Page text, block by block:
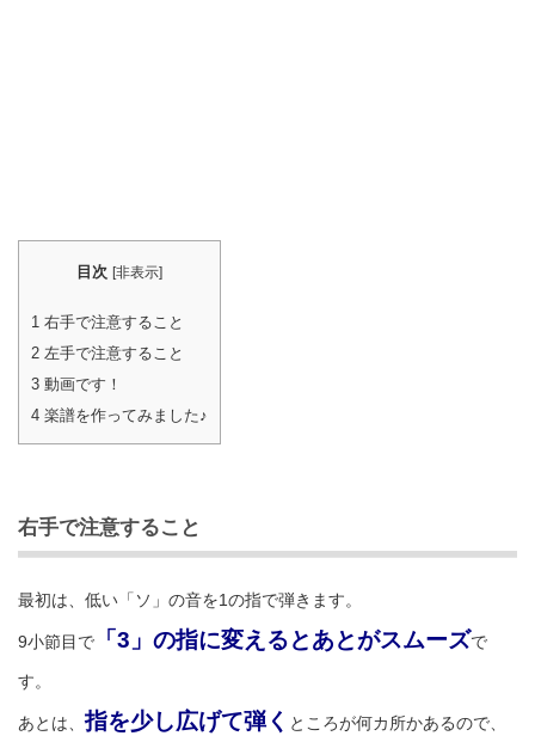
目次 [非表示]
1 右手で注意すること
2 左手で注意すること
3 動画です！
4 楽譜を作ってみました♪
右手で注意すること
最初は、低い「ソ」の音を1の指で弾きます。
9小節目で 「3」の指に変えるとあとがスムーズで
す。
あとは、指を少し広げて弾く ところが何カ所かあるので、